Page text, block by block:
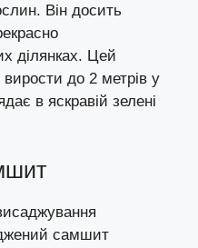
Він досить
ділянках. Цей
до 2 метрів у
в яскравій зелені
самшит